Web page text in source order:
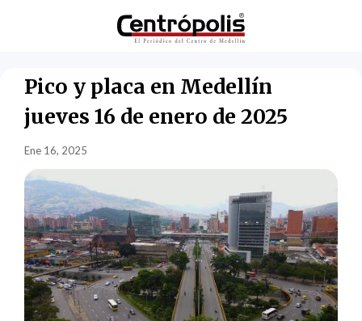
Pico y placa en Medellín
jueves 16 de enero de 2025
Ene 16, 2025